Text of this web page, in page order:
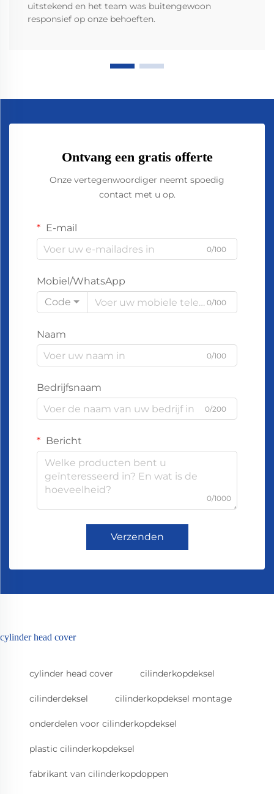
uitstekend en het team was buitengewoon
responsief op onze behoeften.
Ontvang een gratis offerte
Onze vertegenwoordiger neemt spoedig
contact met u op.
E-mail
0/100
Mobiel/WhatsApp
Code
0/100
Naam
0/100
Bedrijfsnaam
0/200
Bericht
0/1000
Verzenden
cylinder head cover
cylinder head cover cilinderkopdeksel
cilinderdeksel cilinderkopdeksel montage
onderdelen voor cilinderkopdeksel
plastic cilinderkopdeksel
fabrikant van cilinderkopdoppen